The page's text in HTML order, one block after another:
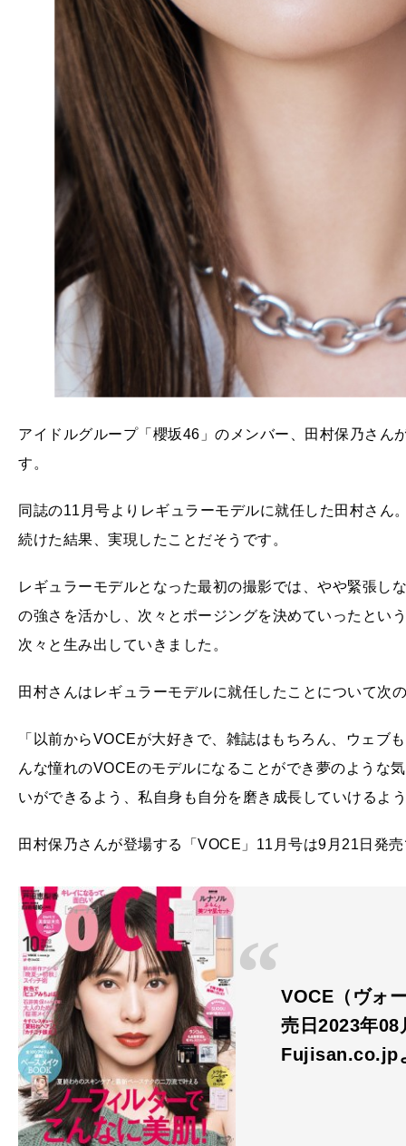
アイドルグループ「櫻坂46」のメンバー、田村保乃さ
す。
同誌の11月号よりレギュラーモデルに就任した田村さん
続けた結果、実現したことだそうです。
レギュラーモデルとなった最初の撮影では、やや緊張し
の強さを活かし、次々とポージングを決めていったとい
次々と生み出していきました。
田村さんはレギュラーモデルに就任したことについて次
「以前からVOCEが大好きで、雑誌はもちろん、ウェブ
んな憧れのVOCEのモデルになることができ夢のような
いができるよう、私自身も自分を磨き成長していけるよ
田村保乃さんが登場する「VOCE」11月号は9月21日発
VOCE（ヴォ
売日2023年08
Fujisan.co.jp